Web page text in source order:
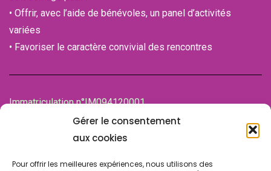
Gérer le consentement
aux cookies
Pour offrir les meilleures expériences, nous utilisons des
• Offrir, avec l’aide de bénévoles, un panel d’activités
variées
• Favoriser le caractère convivial des rencontres
Immatriculation n°IM094120001
de la Chambre des associations (CDA)
94100 SAINT-MAUR-DES-FOSSES